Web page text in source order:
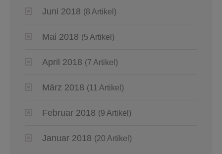
Juni 2018 (8 Artikel)
Mai 2018 (5 Artikel)
April 2018 (7 Artikel)
März 2018 (11 Artikel)
Februar 2018 (9 Artikel)
Januar 2018 (20 Artikel)